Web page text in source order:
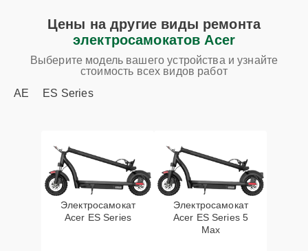
Цены на другие виды ремонта
электросамокатов Acer
Выберите модель вашего устройства и узнайте
стоимость всех видов работ
AE
ES Series
Электросамокат
Acer ES Series
Электросамокат
Acer ES Series 5
Max